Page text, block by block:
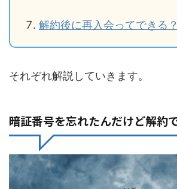
解約後に再入会ってできる？
それぞれ解説していきます。
暗証番号を忘れたんだけど解約